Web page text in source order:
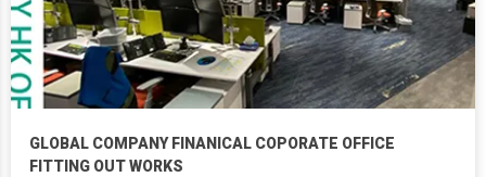
GLOBAL COMPANY FINANICAL COPORATE OFFICE
FITTING OUT WORKS